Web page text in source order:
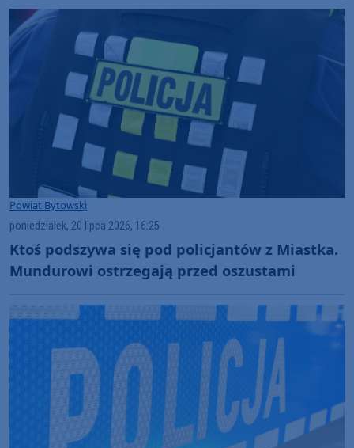
Powiat Bytowski
poniedziałek, 20 lipca 2026, 16:25
Ktoś podszywa się pod policjantów z Miastka.
Mundurowi ostrzegają przed oszustami